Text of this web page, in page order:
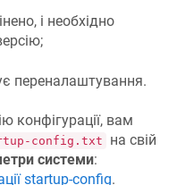
і необхідно
переналаштування.
конфігурації, вам
config.txt
на свій
системи:
startup-config.